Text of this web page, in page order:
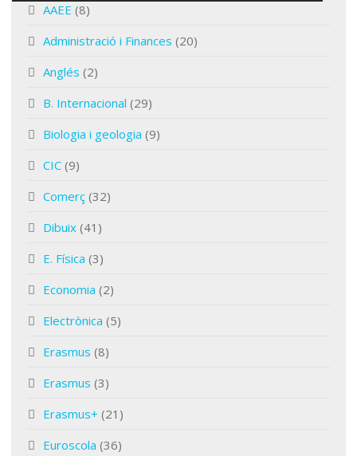
AAEE (8)
Administració i Finances (20)
Anglés (2)
B. Internacional (29)
Biologia i geologia (9)
CIC (9)
Comerç (32)
Dibuix (41)
E. Física (3)
Economia (2)
Electrònica (5)
Erasmus (8)
Erasmus (3)
Erasmus+ (21)
Euroscola (36)